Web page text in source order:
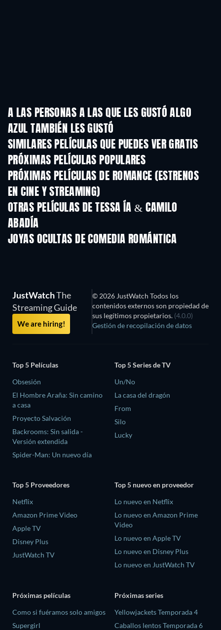
A LAS PERSONAS A LAS QUE LES GUSTÓ ALGO
AZUL TAMBIÉN LES GUSTÓ
SIMILARES PELÍCULAS QUE PUEDES VER GRATIS
PRÓXIMAS PELÍCULAS POPULARES
PRÓXIMAS PELÍCULAS DE ROMANCE (ESTRENOS
EN CINE Y STREAMING)
OTRAS PELÍCULAS DE TESSA ÍA & CAMILO
ABADÍA
JOYAS OCULTAS DE COMEDIA ROMÁNTICA
JustWatchThe
Streaming Guide
We are hiring!
© 2026 JustWatch Todos los
contenidos externos son propiedad de
sus legítimos propietarios. (4.0.0)
Gestión de recopilación de datos
Top 5 Películas
Obsesión
El Hombre Araña: Sin camino
a casa
Proyecto Salvación
Backrooms: Sin salida -
Versión extendida
Spider-Man: Un nuevo día
Top 5 Series de TV
Un/No
La casa del dragón
From
Silo
Lucky
Top 5 Proveedores
Netflix
Amazon Prime Video
Apple TV
Disney Plus
JustWatch TV
Top 5 nuevo en proveedor
Lo nuevo en Netflix
Lo nuevo en Amazon Prime
Video
Lo nuevo en Apple TV
Lo nuevo en Disney Plus
Lo nuevo en JustWatch TV
Próximas películas
Como si fuéramos solo amigos
Supergirl
Próximas series
Yellowjackets Temporada 4
Caballos lentos Temporada 6